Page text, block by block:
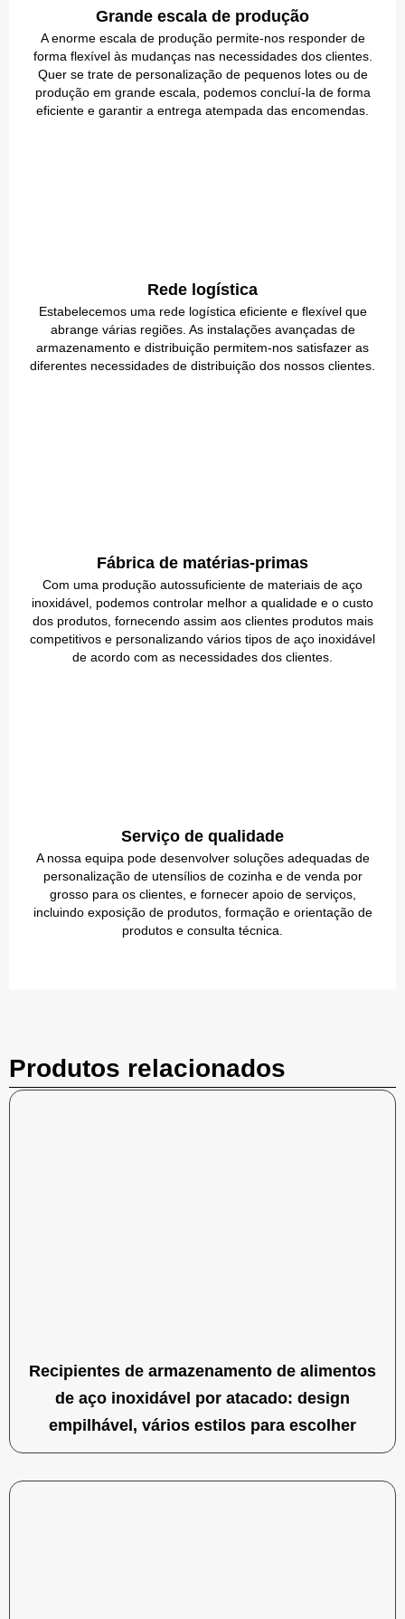
Grande escala de produção
A enorme escala de produção permite-nos responder de
forma flexível às mudanças nas necessidades dos clientes.
Quer se trate de personalização de pequenos lotes ou de
produção em grande escala, podemos concluí-la de forma
eficiente e garantir a entrega atempada das encomendas.
Rede logística
Estabelecemos uma rede logística eficiente e flexível que
abrange várias regiões. As instalações avançadas de
armazenamento e distribuição permitem-nos satisfazer as
diferentes necessidades de distribuição dos nossos clientes.
Fábrica de matérias-primas
Com uma produção autossuficiente de materiais de aço
inoxidável, podemos controlar melhor a qualidade e o custo
dos produtos, fornecendo assim aos clientes produtos mais
competitivos e personalizando vários tipos de aço inoxidável
de acordo com as necessidades dos clientes.
Serviço de qualidade
A nossa equipa pode desenvolver soluções adequadas de
personalização de utensílios de cozinha e de venda por
grosso para os clientes, e fornecer apoio de serviços,
incluindo exposição de produtos, formação e orientação de
produtos e consulta técnica.
Produtos relacionados
Recipientes de armazenamento de alimentos
de aço inoxidável por atacado: design
empilhável, vários estilos para escolher